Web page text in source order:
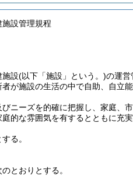
設管理規程
施設(以下「施設」という。)の運営
が施設の生活の中で自助、自立
ニーズを的確に把握し、家庭、
的な雰囲気を有するとともに充
る。
とおりとする。